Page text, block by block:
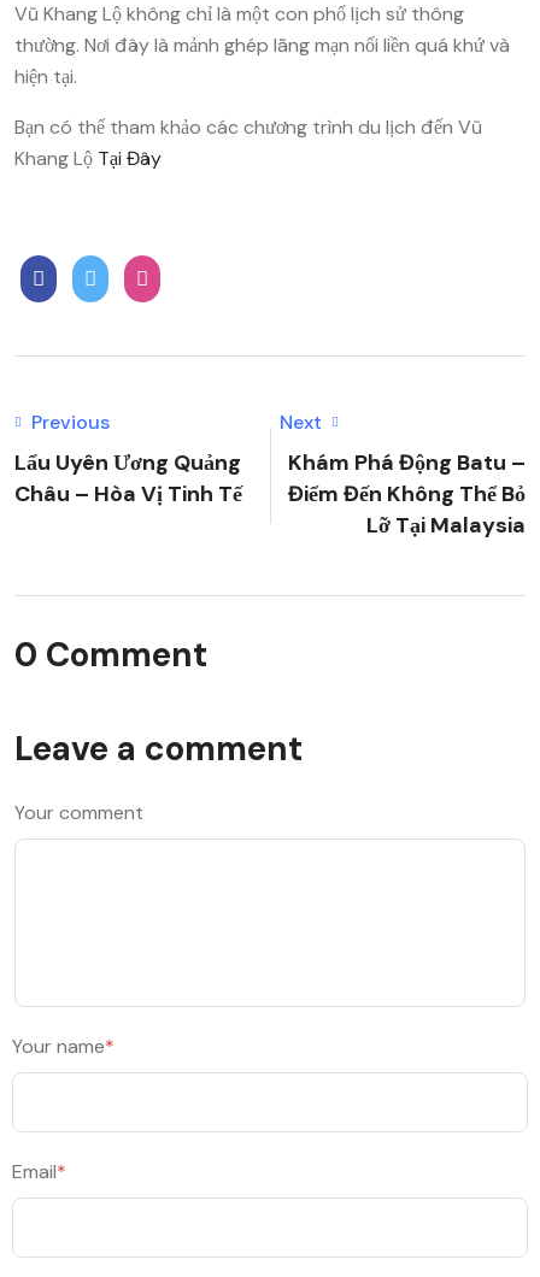
Vũ Khang Lộ không chỉ là một con phố lịch sử thông
thường. Nơi đây là mảnh ghép lãng mạn nối liền quá khứ và
hiện tại.
Bạn có thể tham khảo các chương trình du lịch đến Vũ
Khang Lộ Tại Đây
Previous
Lẩu Uyên Ương Quảng
Châu – Hòa Vị Tinh Tế
Next
Khám Phá Động Batu –
Điểm Đến Không Thể Bỏ
Lỡ Tại Malaysia
0 Comment
Leave a comment
Your comment
Your name*
Email*